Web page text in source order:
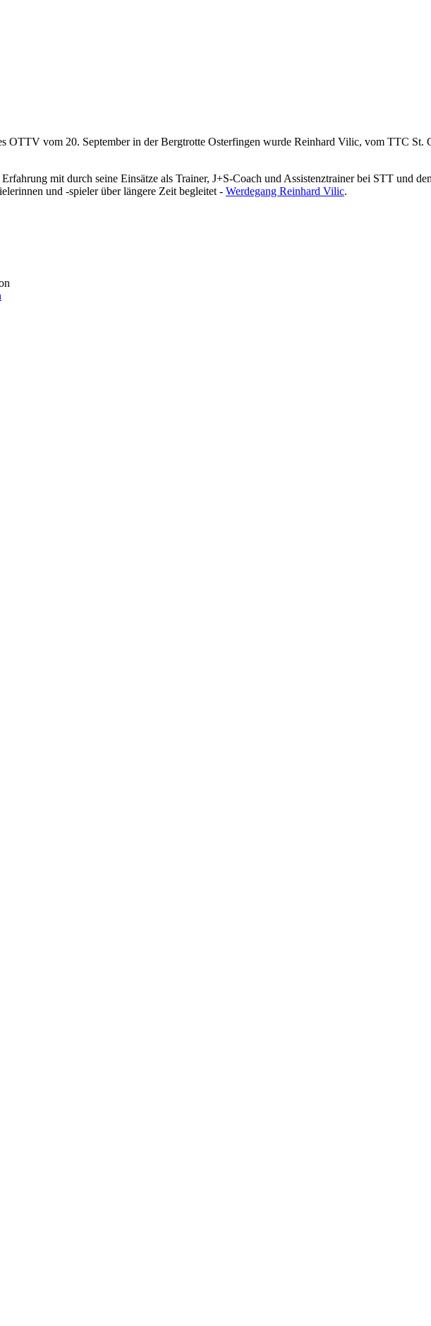
OTTV vom 20. September in der Bergtrotte Osterfingen wurde Reinhard Vilic, vom TTC St.
mit durch seine Einsätze als Trainer, J+S-Coach und Assistenztrainer bei STT und
und -spieler über längere Zeit begleitet - Werdegang Reinhard Vilic.